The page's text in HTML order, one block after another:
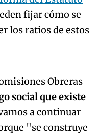
fijar cómo se
los ratios de estos
try again later.
Obreras
social que existe
a continuar
"se construye